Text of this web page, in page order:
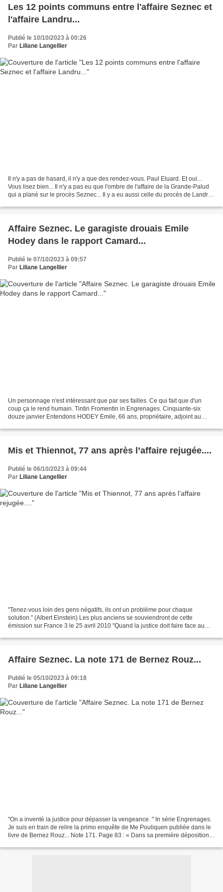
Les 12 points communs entre l'affaire Seznec et
l'affaire Landru...
Publié le 10/10/2023 à 00:26
Par Liliane Langellier
Il n'y a pas de hasard, il n'y a que des rendez-vous. Paul Eluard. Et oui...
Vous lisez bien... Il n'y a pas eu que l'ombre de l'affaire de la Grande-Palud
qui a plané sur le procès Seznec... Il y a eu aussi celle du procès de Landru.
Affaire Seznec. Le garagiste drouais Emile
Hodey dans le rapport Camard...
Publié le 07/10/2023 à 09:57
Par Liliane Langellier
Un personnage n'est intéressant que par ses failles. Ce qui fait que d'un
coup ça le rend humain. Tintin Fromentin in Engrenages. Cinquante-six
douze janvier Entendons HODEY Emile, 66 ans, propriétaire, adjoint au
Mis et Thiennot, 77 ans après l’affaire rejugée....
Publié le 06/10/2023 à 09:44
Par Liliane Langellier
"Tenez-vous loin des gens négatifs, ils ont un problème pour chaque
solution." (Albert Einstein) Les plus anciens se souviendront de cette
émission sur France 3 le 25 avril 2010 "Quand la justice doit faire face au
Affaire Seznec. La note 171 de Bernez Rouz...
Publié le 05/10/2023 à 09:18
Par Liliane Langellier
"On a inventé la justice pour dépasser la vengeance. " In série Engrenages.
Je suis en train de relire la primo enquête de Me Pouliquen publiée dans le
livre de Bernez Rouz... Note 171. Page 83 : « Dans sa première déposition,